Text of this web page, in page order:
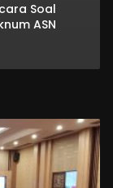
Soal
ASN